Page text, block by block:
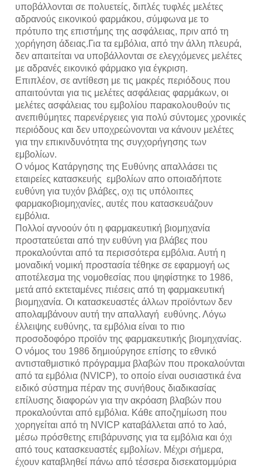
υποβάλλονται σε πολυετείς, διπλές τυφλές μελέτες
αδρανούς εικονικού φαρμάκου, σύμφωνα με το
πρότυπο της επιστήμης της ασφάλειας, πριν από τη
χορήγηση άδειας.Για τα εμβόλια, από την άλλη πλευρά,
δεν απαιτείται να υποβάλλονται σε ελεγχόμενες μελέτες
με αδρανές εικονικό φάρμακο για έγκριση.
Επιπλέον, σε αντίθεση με τις μακρές περιόδους που
απαιτούνται για τις μελέτες ασφάλειας φαρμάκων, οι
μελέτες ασφάλειας του εμβολίου παρακολουθούν τις
ανεπιθύμητες παρενέργειες για πολύ σύντομες χρονικές
περιόδους και δεν υποχρεὠνονται να κάνουν μελέτες
για την επικινδυνότητα της συγχορήγησης των
εμβολίων.
Ο νόμος Κατάργησης της Ευθύνης απαλλάσει τις
εταιρείες κατασκευής  εμβολίων απο οποιαδήποτε
ευθύνη για τυχόν βλάβες, οχι τις υπόλοιπες
φαρμακοβιομηχανίες, αυτές που κατασκευάζουν
εμβόλια.
Πολλοί αγνοούν ότι η φαρμακευτική βιομηχανία
προστατεύεται από την ευθύνη για βλάβες που
προκαλούνται από τα περισσότερα εμβόλια. Αυτή η
μοναδική νομική προστασία τέθηκε σε εφαρμογή ως
αποτέλεσμα της νομοθεσίας που ψηφίστηκε το 1986,
μετά από εκτεταμένες πιέσεις από τη φαρμακευτική
βιομηχανία. Οι κατασκευαστές άλλων προϊόντων δεν
απολαμβάνουν αυτή την απαλλαγή  ευθύνης. Λόγω
έλλειψης ευθύνης, τα εμβόλια είναι το πιο
προσοδοφόρο προϊόν της φαρμακευτικής βιομηχανίας.
Ο νόμος του 1986 δημιούργησε επίσης το εθνικό
αντισταθμιστικό πρόγραμμα βλαβών που προκαλούνται
από τα εμβόλια (NVICP), το οποίο είναι ουσιαστικά ένα
ειδικό σύστημα πέραν της συνήθους διαδικασίας
επίλυσης διαφορών για την ακρόαση βλαβών που
προκαλούνται από εμβόλια. Κάθε αποζημίωση που
χορηγείται από τη NVICP καταβάλλεται από το λαό,
μέσω πρόσθετης επιβάρυνσης για τα εμβόλια και όχι
από τους κατασκευαστές εμβολίων. Μέχρι σήμερα,
έχουν καταβληθεί πάνω από τέσσερα δισεκατομμύρια